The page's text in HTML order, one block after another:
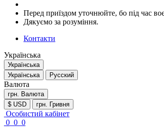
Перед приїздом уточнюйте, бо під час
Дякуємо за розуміння.
Контакти
Українська
Українська
Українська
Русский
Валюта
грн. Валюта
$ USD
грн. Гривня
Особистий кабінет
0 0 0